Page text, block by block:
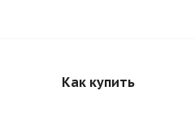
Как купить